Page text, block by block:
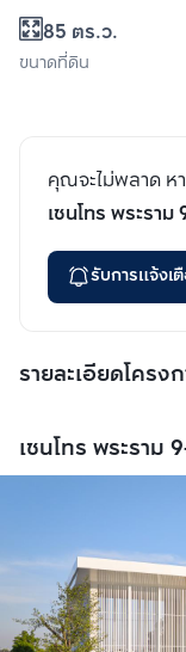
85 ตร.ว.
ขนาดที่ดิน
คุณจะไม่พลาด ห
เซนโทร พระรา
รับการแจ้งเ
รายละเอียดโครง
เซนโทร พระราม